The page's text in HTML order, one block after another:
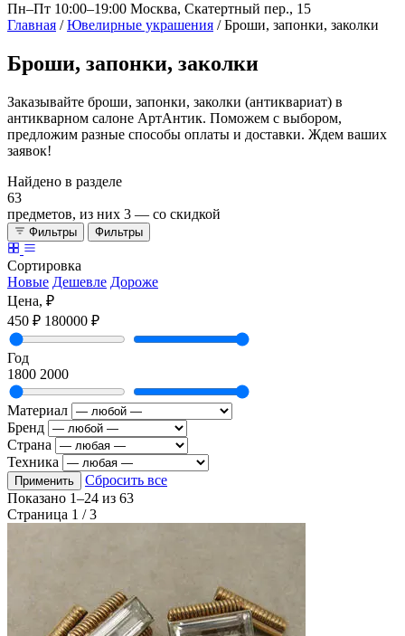
Пн–Пт 10:00–19:00 Москва, Скатертный пер., 15
Главная / Ювелирные украшения / Броши, запонки, заколки
Броши, запонки, заколки
Заказывайте броши, запонки, заколки (антиквариат) в
антикварном салоне АртАнтик. Поможем с выбором,
предложим разные способы оплаты и доставки. Ждем ваших
заявок!
Найдено в разделе
63
предметов, из них 3 — со скидкой
Фильтры Фильтры
Сортировка
Новые Дешевле Дороже
Цена, ₽
450 ₽ 180000 ₽
Год
1800 2000
Материал
Бренд
Страна
Техника
Применить
Сбросить все
Показано 1–24 из 63
Страница 1 / 3